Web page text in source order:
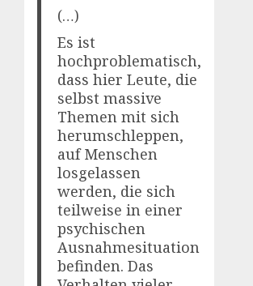
(…)
Es ist
hochproblematisch,
dass hier Leute, die
selbst massive
Themen mit sich
herumschleppen,
auf Menschen
losgelassen
werden, die sich
teilweise in einer
psychischen
Ausnahmesituation
befinden. Das